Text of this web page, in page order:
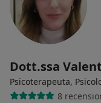
Dott.ssa
Psicoterapeuta,
8